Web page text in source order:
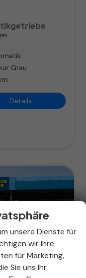
Grau
Details
unsere Dienste für
wir Ihre
für Marketing,
Sie uns Ihr